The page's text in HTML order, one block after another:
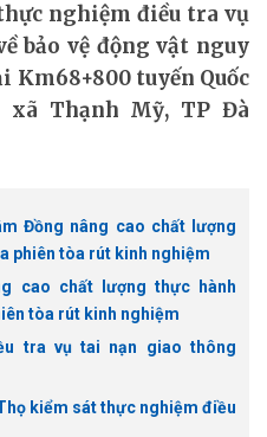
nghiệm điều tra vụ
bảo vệ động vật nguy
Km68+800 tuyến Quốc
xã Thạnh Mỹ, TP Đà
Đồng nâng cao chất lượng
phiên tòa rút kinh nghiệm
cao chất lượng thực hành
tòa rút kinh nghiệm
tra vụ tai nạn giao thông
kiểm sát thực nghiệm điều